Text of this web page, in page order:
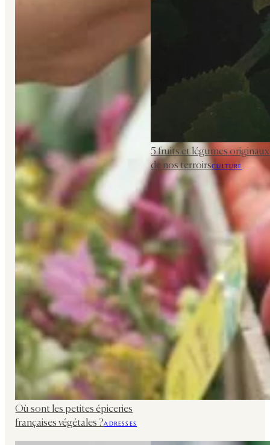
Où sont les petites épiceries
françaises végétales ?ADRESSES
5 fruits et légumes originaux
de nos terroirsCULTURE